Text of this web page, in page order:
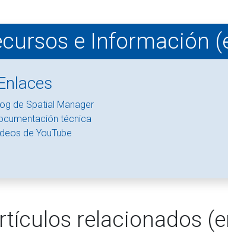
e Información
de Spatial Manager
técnica
de YouTube
relacionados